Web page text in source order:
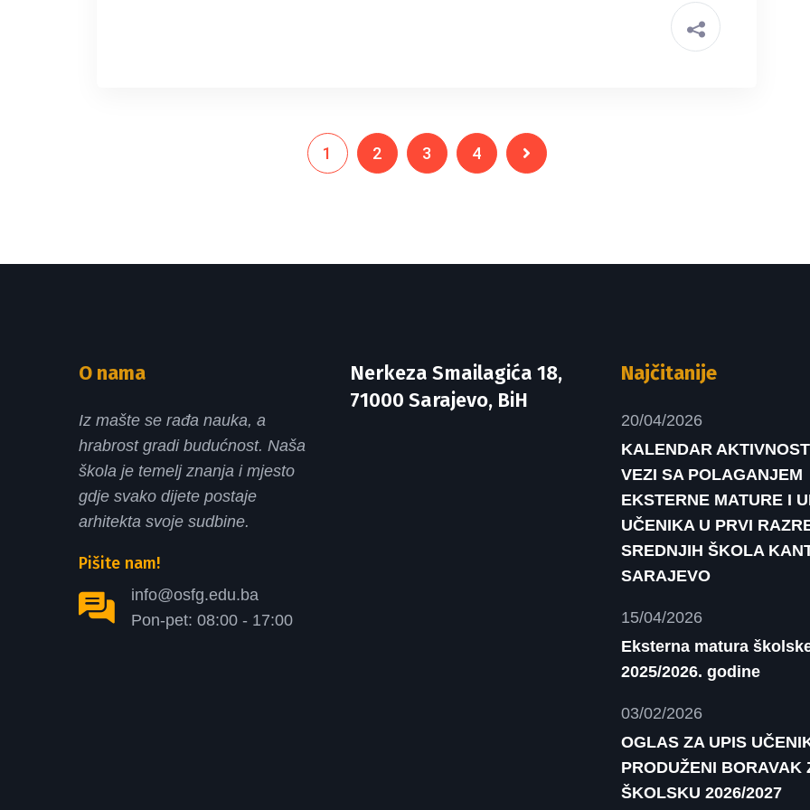
1 2 3 4
O nama
Iz mašte se rađa nauka, a
hrabrost gradi budućnost. Naša
škola je temelj znanja i mjesto
gdje svako dijete postaje
arhitekta svoje sudbine.
Pišite nam!
info@osfg.edu.ba
Pon-pet: 08:00 - 17:00
Nerkeza Smailagića 18,
71000 Sarajevo, BiH
Najčitanije
20/04/2026
KALENDAR
VEZI SA POLAGANJEM
EKSTERNE MATURE I
UČENIKA U PRVI
SREDNJIH ŠKOLA
SARAJEVO
15/04/2026
Eksterna matura
2025/2026. godine
03/02/2026
OGLAS ZA UPIS
PRODUŽENI BORAVAK
ŠKOLSKU 2026/2027